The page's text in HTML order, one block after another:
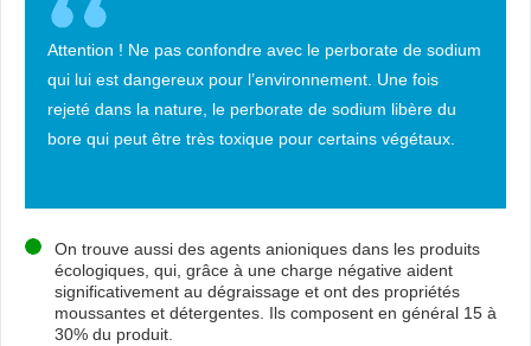
Attention ! Ne pas confondre avec le perborate de sodium
qui lui est dangereux pour l’environnement. Une fois
rejeté dans la nature, le perborate de sodium libère du
bore qui peut être très toxique pour certains végétaux.
On trouve aussi des agents anioniques dans les produits
écologiques, qui, grâce à une charge négative aident
significativement au dégraissage et ont des propriétés
moussantes et détergentes. Ils composent en général 15 à
30% du produit.